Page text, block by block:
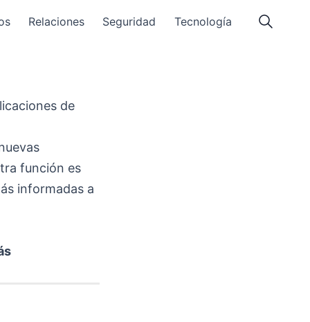
Relaciones Seguridad Tecnología
de
función es
informadas a